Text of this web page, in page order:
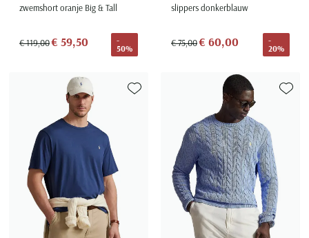
zwemshort oranje Big & Tall
€ 119,00€ 59,50
-
50%
slippers donkerblauw
€ 75,00€ 60,00
-
20%
Toevoegen aan favorieten